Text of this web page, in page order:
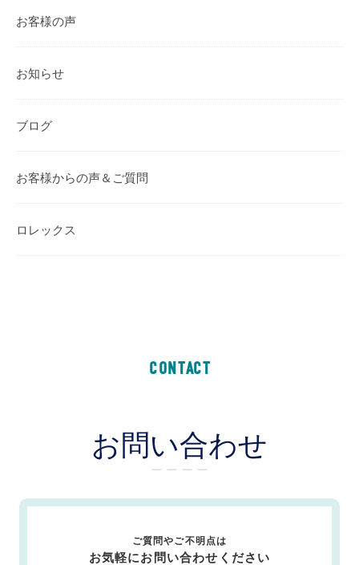
お客様の声
お知らせ
ブログ
お客様からの声＆ご質問
ロレックス
CONTACT
お問い合わせ
ー ー ー ー
ご質問やご不明点は
お気軽にお問い合わせください